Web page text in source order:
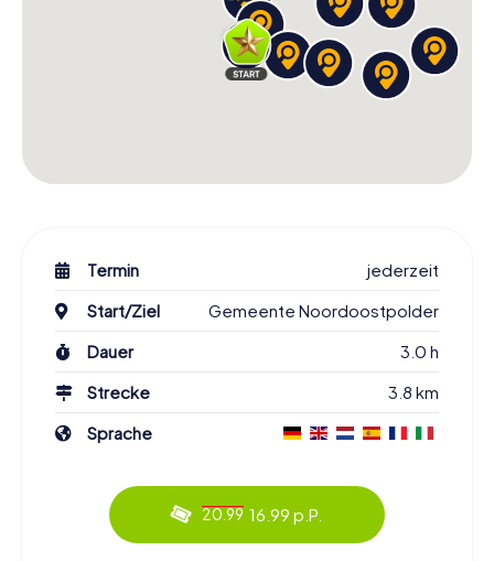
Termin
jederzeit
Start/Ziel
Gemeente Noordoostpolder
Dauer
3.0 h
Strecke
3.8 km
Sprache
20.99 16.99 p.P.